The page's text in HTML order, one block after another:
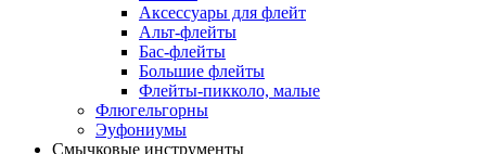
Аксессуары для флейт
Альт-флейты
Бас-флейты
Большие флейты
Флейты-пикколо, малые
Флюгельгорны
Эуфониумы
Смычковые инструменты